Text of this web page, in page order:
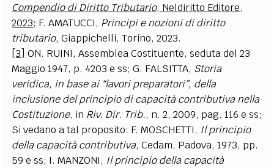
Compendio di Diritto Tributario, Neldiritto Editore,
2023; F. AMATUCCI, Principi e nozioni di diritto
tributario, Giappichelli, Torino, 2023.
[3] ON. RUINI, Assemblea Costituente, seduta del 23
Maggio 1947, p. 4203 e ss; G. FALSITTA, Storia
veridica, in base ai “lavori preparatori”, della
inclusione del principio di capacità contributiva nella
Costituzione, in Riv. Dir. Trib., n. 2, 2009, pag. 116 e ss;
Si vedano a tal proposito: F. MOSCHETTI, Il principio
della capacità contributiva, Cedam, Padova, 1973, pp.
59 e ss; I. MANZONI, Il principio della capacità